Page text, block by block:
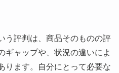
う評判は、商品そのものの評
ギャップや、状況の違いによ
ります。自分にとって必要な